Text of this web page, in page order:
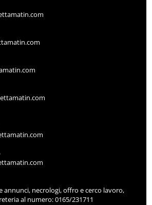
annunci, necrologi, offro e cerco lavoro,
al numero: 0165/231711